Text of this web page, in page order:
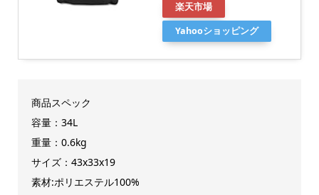
楽天市場
Yahooショッピング
商品スペック
容量：34L
重量：0.6kg
サイズ：43x33x19
素材:ポリエステル100%